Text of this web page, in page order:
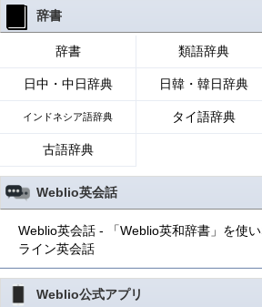
辞書
辞書 類語辞典
日中・中日辞典 日韓・韓日辞典
インドネシア語辞典 タイ語辞典
古語辞典
Weblio英会話
Weblio英会話 - 「Weblio英和辞書」を使
ライン英会話
Weblio公式アプリ